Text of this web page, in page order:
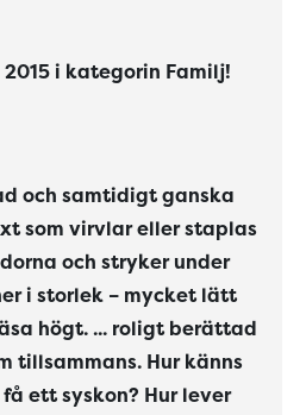
i kategorin Familj!
och samtidigt ganska
som virvlar eller staplas
och stryker under
i storlek – mycket lätt
högt. ... roligt berättad
tillsammans. Hur känns
ett syskon? Hur lever